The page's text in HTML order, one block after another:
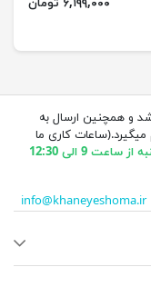
۶,۱۹۹,۰۰۰ تومان
و همچنین ارسال به
کاری ما
ساعت 9 الی 12:30
info@khaneyeshoma.ir